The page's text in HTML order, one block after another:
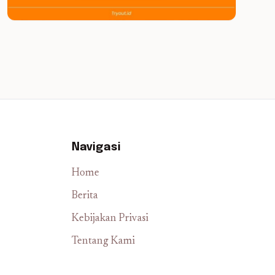
Navigasi
Home
Berita
Kebijakan Privasi
Tentang Kami